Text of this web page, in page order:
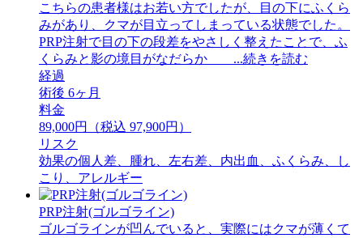
こちらの患者様はお若い方でしたが、目の下にふくら
みがあり、クマが目立ってしまっている状態でした。
PRP注射で目の下の段差をやさしく整えたことで、ふ
くらみと影の境目がなだらか ...続きを読む
経過
術後 6ヶ月
料金
89,000円（税込 97,900円）
リスク
効果の個人差、腫れ、左右差、内出血、ふくらみ、し
こり、アレルギー
PRP注射(ゴルゴライン)
ゴルゴラインが凹んでいると、実際にはクマが薄くて